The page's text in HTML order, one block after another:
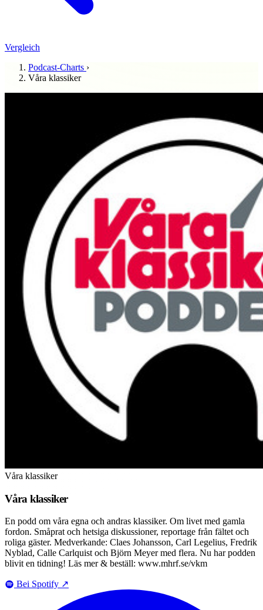
Vergleich
Podcast-Charts ›
Våra klassiker
Våra klassiker
Våra klassiker
En podd om våra egna och andras klassiker. Om livet med gamla
fordon. Småprat och hetsiga diskussioner, reportage från fältet och
roliga gäster. Medverkande: Claes Johansson, Carl Legelius, Fredrik
Nyblad, Calle Carlquist och Björn Meyer med flera. Nu har podden
blivit en tidning! Läs mer & beställ: www.mhrf.se/vkm
Bei Spotify ↗